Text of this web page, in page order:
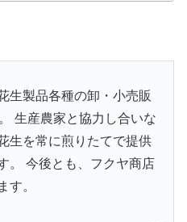
生製品各種の卸・小売販
生産農家と協力し合いな
生を常に煎りたてで提供
。 今後とも、フクヤ商店
す。